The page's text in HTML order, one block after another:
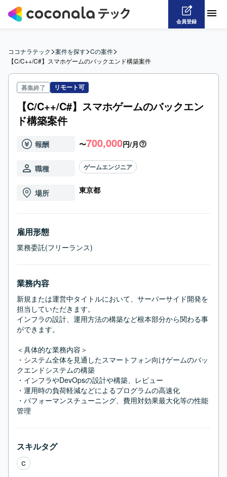
会員登録
ココナラテック>案件を探す>Cの案件>
【C/C++/C#】スマホゲームのバックエンド構築案件
募集終了 リモート可
【C/C++/C#】スマホゲームのバックエン
ド構築案件
報酬 〜700,000円/月
職種 ゲームエンジニア
場所 東京都
雇用形態
業務委託(フリーランス)
業務内容
新規または運営中タイトルにおいて、サーバーサイド開発を
担当していただきます。
インフラの設計、運用方法の構築など根本部分から関わる事
ができます。
＜具体的な業務内容＞
・システム全体を見通したスマートフォン向けゲームのバッ
クエンドシステムの構築
・インフラやDevOpsの設計や構築、レビュー
・運用時の負荷軽減などによるプログラムの高速化
・パフォーマンスチューニング、費用対効果最大化等の性能
管理
スキルタグ
C